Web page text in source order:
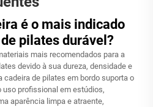
é o mais indicado
pilates durável?
mais recomendados para a
devido à sua dureza, densidade e
cadeira de pilates em bordo suporta o
profissional em estúdios,
aparência limpa e atraente,